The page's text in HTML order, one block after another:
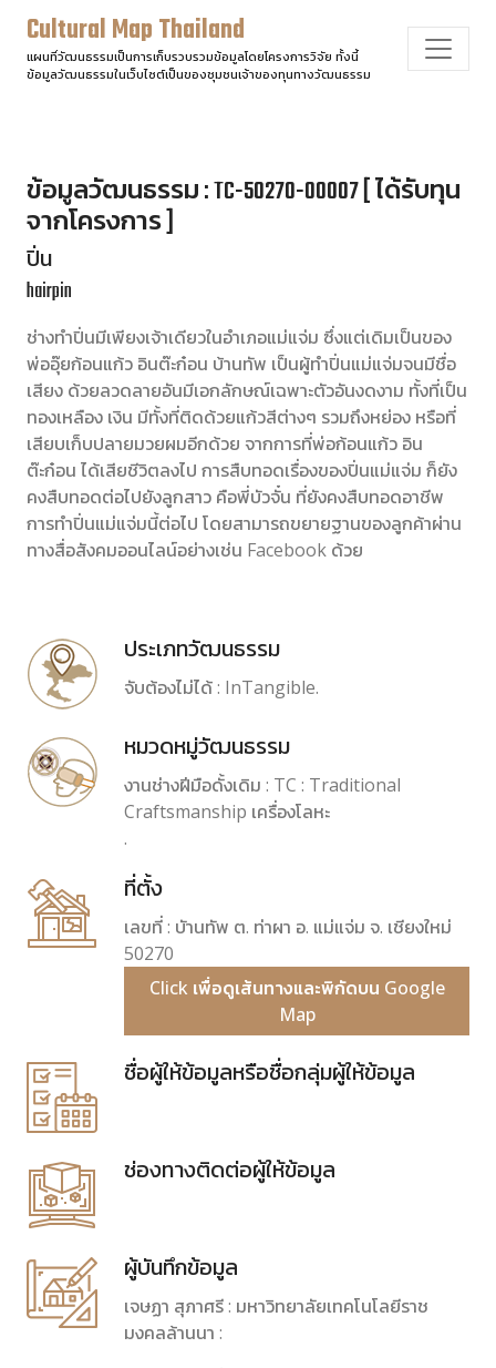
Cultural Map Thailand
แผนที่วัฒนธรรมเป็นการเก็บรวบรวมข้อมูลโดยโครงการวิจัย ทั้งนี้
ข้อมูลวัฒนธรรมในเว็บไซต์เป็นของชุมชนเจ้าของทุนทางวัฒนธรรม
ข้อมูลวัฒนธรรม : TC-50270-00007 [ ได้รับทุน
จากโครงการ ]
ปิ่น
hairpin
ช่างทำปิ่นมีเพียงเจ้าเดียวในอำเภอแม่แจ่ม ซึ่งแต่เดิมเป็นของ
พ่ออุ๊ยก้อนแก้ว อินต๊ะก๋อน บ้านทัพ เป็นผู้ทำปิ่นแม่แจ่มจนมีชื่อ
เสียง ด้วยลวดลายอันมีเอกลักษณ์เฉพาะตัวอันงดงาม ทั้งที่เป็น
ทองเหลือง เงิน มีทั้งที่ติดด้วยแก้วสีต่างๆ รวมถึงหย่อง หรือที่
เสียบเก็บปลายมวยผมอีกด้วย จากการที่พ่อก้อนแก้ว อิน
ต๊ะก๋อน ได้เสียชีวิตลงไป การสืบทอดเรื่องของปิ่นแม่แจ่ม ก็ยัง
คงสืบทอดต่อไปยังลูกสาว คือพี่บัวจั๋น ที่ยังคงสืบทอดอาชีพ
การทำปิ่นแม่แจ่มนี้ต่อไป โดยสามารถขยายฐานของลูกค้าผ่าน
ทางสื่อสังคมออนไลน์อย่างเช่น Facebook ด้วย
ประเภทวัฒนธรรม
จับต้องไม่ได้ : InTangible.
หมวดหมู่วัฒนธรรม
งานช่างฝีมือดั้งเดิม : TC : Traditional
Craftsmanship เครื่องโลหะ
.
ที่ตั้ง
เลขที่ : บัานทัพ ต. ท่าผา อ. แม่แจ่ม จ. เชียงใหม่
50270
Click เพื่อดูเส้นทางและพิกัดบน Google
Map
ชื่อผู้ให้ข้อมูลหรือชื่อกลุ่มผู้ให้ข้อมูล
ช่องทางติดต่อผู้ให้ข้อมูล
ผู้บันทึกข้อมูล
เจษฏา สุภาศรี : มหาวิทยาลัยเทคโนโลยีราช
มงคลล้านนา :